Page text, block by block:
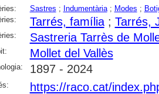
Sastres ; Indumentària; Modes ;
Tarrés, família; Tarrés,
Sastreria Tarrès de
Mollet del Vallès
1897 - 2024
https://raco.cat/